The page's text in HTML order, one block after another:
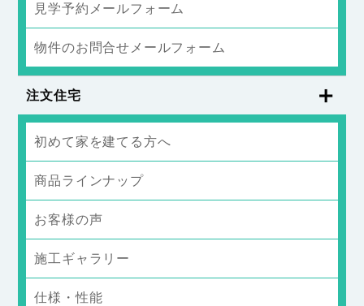
見学予約メールフォーム
物件のお問合せメールフォーム
注文住宅
初めて家を建てる方へ
商品ラインナップ
お客様の声
施工ギャラリー
仕様・性能